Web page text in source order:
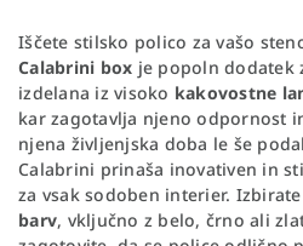
Iščete stilsko polico za vašo
Calabrini box je popoln dodatek
izdelana iz visoko kakovostne
kar zagotavlja njeno odpornost
njena življenjska doba le še
Calabrini prinaša inovativen in
za vsak sodoben interier.
barv, vključno z belo, črno ali